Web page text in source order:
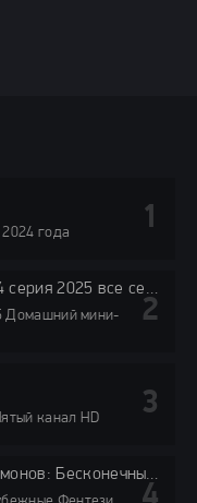
Российские HD Реалити-шоу 2024 года
Сериал Заново о нас 1 - 4 серия 2025 все серии подряд
Российские Детектив 2025 Пятый канал HD
Клинок, рассекающий демонов: Бесконечный замок (2025)